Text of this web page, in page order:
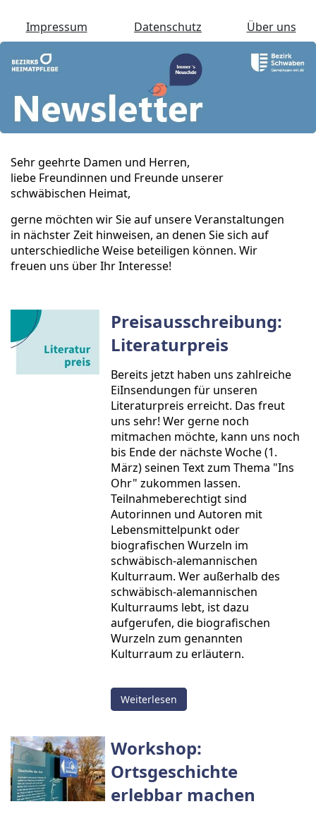
Impressum Datenschutz Über uns
Sehr geehrte Damen und Herren,
liebe Freundinnen und Freunde unserer
schwäbischen Heimat,
gerne möchten wir Sie auf unsere Veranstaltungen
in nächster Zeit hinweisen, an denen Sie sich auf
unterschiedliche Weise beteiligen können. Wir
freuen uns über Ihr Interesse!
Preisausschreibung:
Literaturpreis
Bereits jetzt haben uns zahlreiche
EiInsendungen für unseren
Literaturpreis erreicht. Das freut
uns sehr! Wer gerne noch
mitmachen möchte, kann uns noch
bis Ende der nächste Woche (1.
März) seinen Text zum Thema "Ins
Ohr" zukommen lassen.
Teilnahmeberechtigt sind
Autorinnen und Autoren mit
Lebensmittelpunkt oder
biografischen Wurzeln im
schwäbisch-alemannischen
Kulturraum. Wer außerhalb des
schwäbisch-alemannischen
Kulturraums lebt, ist dazu
aufgerufen, die biografischen
Wurzeln zum genannten
Kulturraum zu erläutern.
Weiterlesen
Workshop:
Ortsgeschichte
erlebbar machen